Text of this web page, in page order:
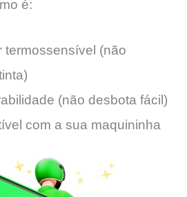
é:
termossensível (não
(não desbota fácil)
com a sua maquininha